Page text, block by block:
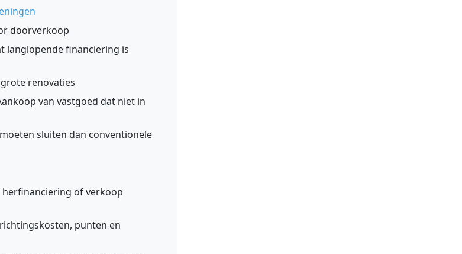
doorverkoop
langlopende financiering is
renovaties
van vastgoed dat niet in
sluiten dan conventionele
of verkoop
punten en